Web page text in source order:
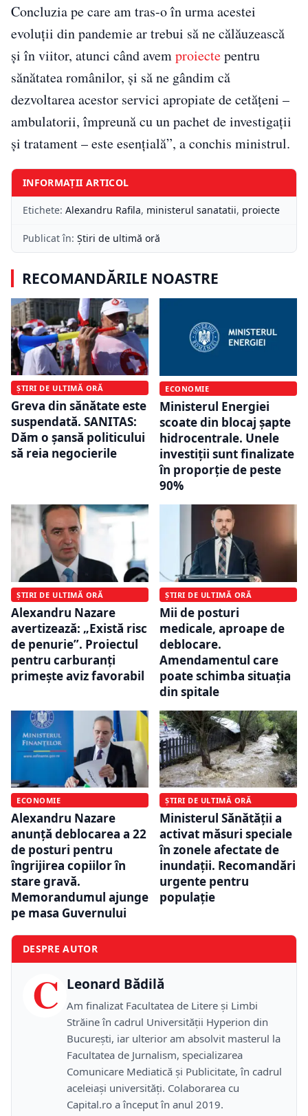
Concluzia pe care am tras-o în urma acestei
evoluţii din pandemie ar trebui să ne călăuzească
şi în viitor, atunci când avemproiectepentru
sănătatea românilor, şi să ne gândim că
dezvoltarea acestor servici apropiate de cetăţeni –
ambulatorii, împreună cu un pachet de investigaţii
şi tratament – este esenţială”, a conchis ministrul.
INFORMAȚII ARTICOL
Etichete: Alexandru Rafila, ministerul sanatatii, proiecte
Publicat în: Știri de ultimă oră
RECOMANDĂRILE NOASTRE
ȘTIRI DE ULTIMĂ ORĂ
Greva din sănătate este
suspendată. SANITAS:
Dăm o şansă politicului
să reia negocierile
ECONOMIE
Ministerul Energiei
scoate din blocaj șapte
hidrocentrale. Unele
investiții sunt finalizate
în proporție de peste
90%
ȘTIRI DE ULTIMĂ ORĂ
Alexandru Nazare
avertizează: „Există risc
de penurie”. Proiectul
pentru carburanți
primește aviz favorabil
ȘTIRI DE ULTIMĂ ORĂ
Mii de posturi
medicale, aproape de
deblocare.
Amendamentul care
poate schimba situația
din spitale
ECONOMIE
Alexandru Nazare
anunță deblocarea a 22
de posturi pentru
îngrijirea copiilor în
stare gravă.
Memorandumul ajunge
pe masa Guvernului
ȘTIRI DE ULTIMĂ ORĂ
Ministerul Sănătății a
activat măsuri speciale
în zonele afectate de
inundații. Recomandări
urgente pentru
populație
DESPRE AUTOR
C Leonard Bădilă
Am finalizat Facultatea de Litere și Limbi
Străine în cadrul Universității Hyperion din
București, iar ulterior am absolvit masterul la
Facultatea de Jurnalism, specializarea
Comunicare Mediatică și Publicitate, în cadrul
aceleiași universități. Colaborarea cu
Capital.ro a început în anul 2019.